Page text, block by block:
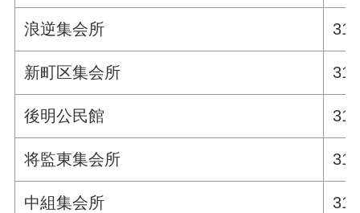
浪逆集会所
新町区集会所
後明公民館
将監東集会所
中組集会所